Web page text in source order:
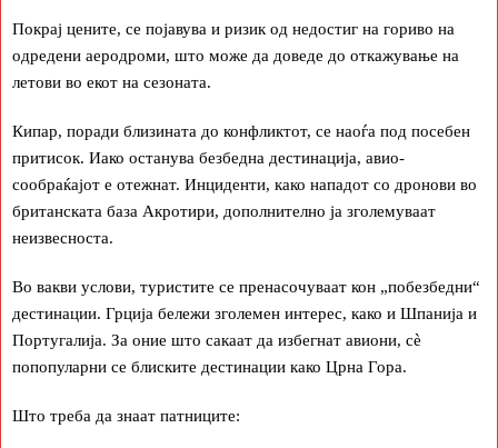
Покрај цените, се појавува и ризик од недостиг на гориво на
одредени аеродроми, што може да доведе до откажување на
летови во екот на сезоната.
Кипар, поради близината до конфликтот, се наоѓа под посебен
притисок. Иако останува безбедна дестинација, авио-
сообраќајот е отежнат. Инциденти, како нападот со дронови во
британската база Акротири, дополнително ја зголемуваат
неизвесноста.
Во вакви услови, туристите се пренасочуваат кон „побезбедни“
дестинации. Грција бележи зголемен интерес, како и Шпанија и
Португалија. За оние што сакаат да избегнат авиони, сè
попопуларни се блиските дестинации како Црна Гора.
Што треба да знаат патниците: